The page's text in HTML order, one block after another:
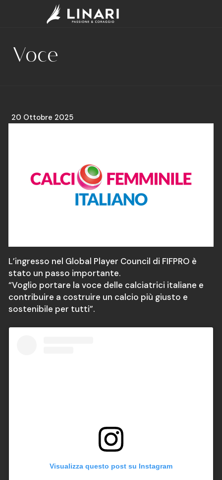
Voce
20 Ottobre 2025
L’ingresso nel Global Player Council di FIFPRO è
stato un passo importante.
“Voglio portare la voce delle calciatrici italiane e
contribuire a costruire un calcio più giusto e
sostenibile per tutti”.
Visualizza questo post su Instagram